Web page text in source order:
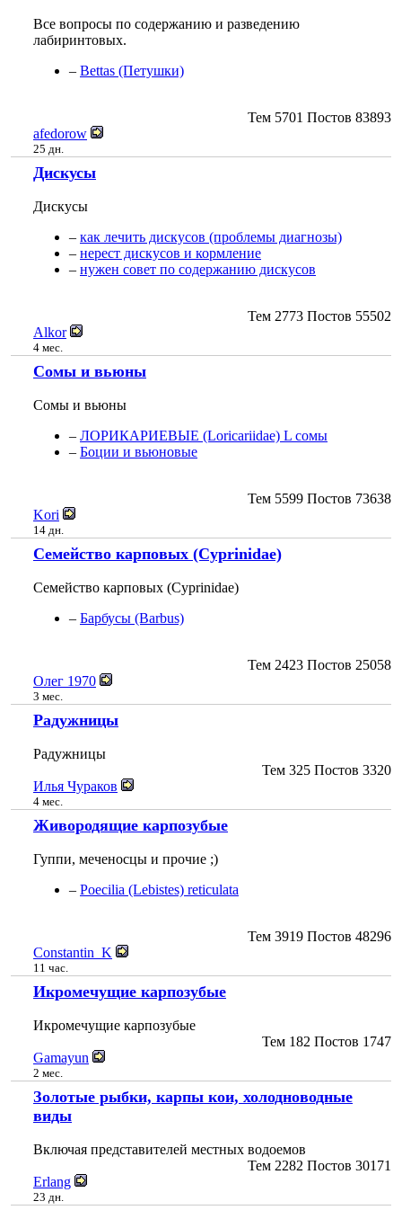
Все вопросы по содержанию и разведению
лабиринтовых.
– Bettas (Петушки)
Тем 5701 Постов 83893
afedorow
25 дн.
Дискусы
Дискусы
– как лечить дискусов (проблемы диагнозы)
– нерест дискусов и кормление
– нужен совет по содержанию дискусов
Тем 2773 Постов 55502
Alkor
4 мес.
Сомы и вьюны
Сомы и вьюны
– ЛОРИКАРИЕВЫЕ (Loricariidae) L сомы
– Боции и вьюновые
Тем 5599 Постов 73638
Kori
14 дн.
Семейство карповых (Cyprinidae)
Семейство карповых (Cyprinidae)
– Барбусы (Barbus)
Тем 2423 Постов 25058
Олег 1970
3 мес.
Радужницы
Радужницы
Тем 325 Постов 3320
Илья Чураков
4 мес.
Живородящие карпозубые
Гуппи, меченосцы и прочие ;)
– Poecilia (Lebistes) reticulata
Тем 3919 Постов 48296
Constantin_K
11 час.
Икромечущие карпозубые
Икромечущие карпозубые
Тем 182 Постов 1747
Gamayun
2 мес.
Золотые рыбки, карпы кои, холодноводные
виды
Включая представителей местных водоемов
Тем 2282 Постов 30171
Erlang
23 дн.